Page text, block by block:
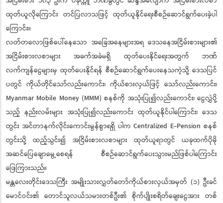
ထုတ်ယူလိုကြောင်း တင်ပြလာသဖြင့် ထုတ်ယူနိုင်ရေးစီစဉ်ဆောင်ရွက်ပေးခဲ့ပါ
ကြောင်း။
လတ်တလောဖြစ်ပေါ်နေသော အခြေအနေများအရ ဒေသနေအငြိမ်းစားများ၏
အငြိမ်းစားလစာများ အခက်အခဲမရှိ ထုတ်ပေးနိုင်ရေးအတွက် ဘဏ်
လက်ကျန်ငွေများမှ ထုတ်ပေးနိုင်ရန် စီစဉ်ဆောင်ရွက်ပေးနေသကဲ့သို့ ဒေသပြင်
ပတွင် ကိုယ်တိုင်သော်လည်းကောင်း၊ ကိုယ်စားလှယ်ဖြင့် သော်လည်းကောင်း၊
Myanmar Mobile Money (MMM) စနစ်ကို အသုံးပြု၍လည်းကောင်း၊ ငွေလွှဲပို့
သည့် နည်းလမ်းများ အသုံးပြု၍လည်းကောင်း ထုတ်ယူနိုင်ပါကြောင်း၊ ဒေသ
တွင်း အင်တာနက်လိုင်းကောင်းမွန်စွာရရှိ ပါက Centralized E-Pension စနစ်
တွင်းသို့ ထည့်သွင်း၍ အငြိမ်းစားလစာများ ထုတ်ယူရာတွင် ယခုထက်ပိုမို
အဆင်ပြေချောမွေ့စေရန် စီစဉ်ဆောင်ရွက်ပေးသွားမည်ဖြစ်ပါကြောင်း
ဖြေကြားသည်။
မန္တလေးတိုင်းဒေသကြီး အမျိုးသားလွှတ်တော်ကိုယ်စားလှယ်အမှတ် (၁) ဦးခင်
မောင်ဝင်း၏ တောင်သူလယ်သမားတစ်ဦး၏ စိုက်ပျိုးစရိတ်ချေးငွေအား တစ်